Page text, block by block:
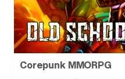
Corepunk MMORPG